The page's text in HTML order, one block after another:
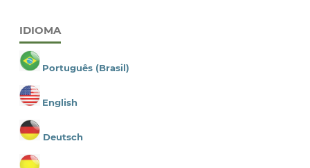
IDIOMA
Português (Brasil)
English
Deutsch